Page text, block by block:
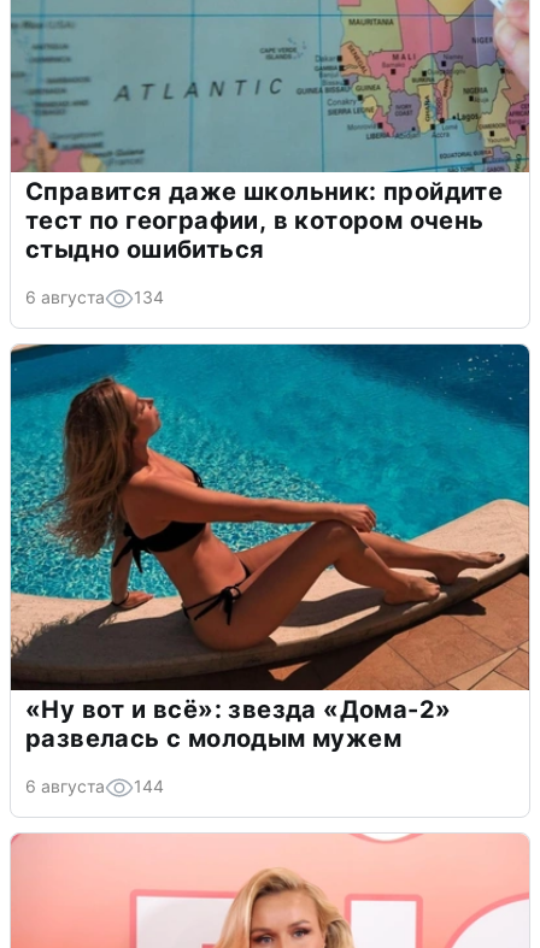
Справится даже школьник: пройдите
тест по географии, в котором очень
стыдно ошибиться
6 августа 134
«Ну вот и всё»: звезда «Дома-2»
развелась с молодым мужем
6 августа 144